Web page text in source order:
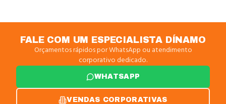
FALE COM UM ESPECIALISTA DÍNAMO
Orçamentos rápidos por WhatsApp ou atendimento
corporativo dedicado.
WHATSAPP
VENDAS CORPORATIVAS